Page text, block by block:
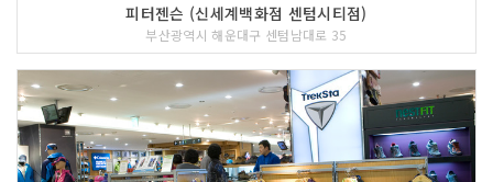
피터젠슨 (신세계백화점 센텀시티점)
부산광역시 해운대구 센텀남대로 35